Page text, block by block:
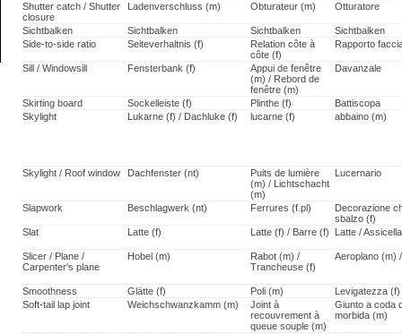
Shutter catch / Shutter
closure
Ladenverschluss (m) Obturateur (m) Otturatore
Sichtbalken Sichtbalken Sichtbalken
Sichtbalken
Side-to-side ratio
Seiteverhaltnis (f)
Relation côte à
côte (f)
Rapporto
Sill / Windowsill Fensterbank (f)
Appui de fenêtre
(m) / Rebord de
fenêtre (m)
Davanzale
Skirting board Sockelleiste (f) Plinthe (f)
Battiscopa
Skylight
Lukarne (f) / Dachluke (f) lucarne (f) abbaino (m)
Skylight / Roof window Dachfenster (nt)
Puits de lumière
(m) / Lichtschacht
(m)
Lucernario
Slapwork Beschlagwerk (nt) Ferrures (f.pl)
Decorazione
sbalzo (f)
Slat
Latte (f) Latte (f) / Barre (f) Latte /
Slicer / Plane /
Carpenter's plane
Hobel (m)
Rabot (m) /
Trancheuse (f)
Aeroplano (m)
Smoothness Glätte (f) Poli (m)
Levigatezza (f)
Soft-tail lap joint
Weichschwanzkamm (m)
Joint à
recouvrement à
queue souple (m)
Giunto a coda
morbida (m)